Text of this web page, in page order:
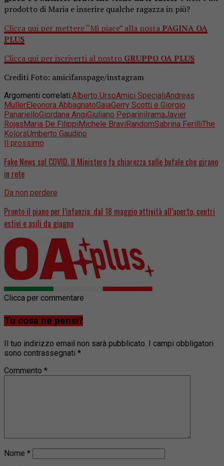
prodotto di Maria e inserire qualche ragazza in più?
Clicca qui per mettere “Mi piace” alla nosta PAGINA OA
PLUS
Clicca qui per iscriverti al nostro GRUPPO OA PLUS
Crediti Foto: amicifanspage/instagram
Argomenti correlati:Alberto UrsoAmici SpecialiAndreas
MullerEleonora AbbagnatoGaiaGerry Scotti e Giorgio
PanarielloGiordana AngiGiuliano PepariniIramaJavier
RojasMaria De FilippiMichele BraviRandomSabrina FerilliThe
KolorsUmberto Gaudino
Il prossimo
Fake News sul COVID. Il Ministero fa chiarezza sulle bufale che girano
in rete
Da non perdere
Pronto il piano per l’infanzia: dal 18 maggio attività all’aperto, centri
estivi e asili da giugno
Clicca per commentare
Tu cosa ne pensi?
Il tuo indirizzo email non sarà pubblicato. I campi obbligatori
sono contrassegnati *
Commento *
Nome *